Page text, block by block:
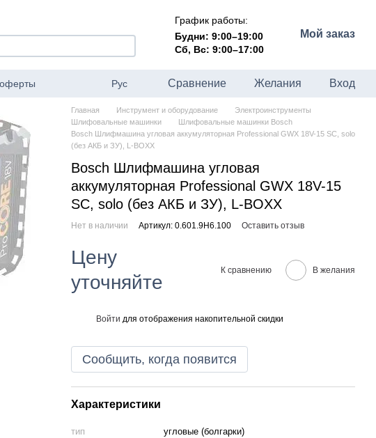
График работы:
Будни: 9:00–19:00
Сб, Вс: 9:00–17:00
Мой заказ
Рус Сравнение Желания Вход
Главная Инструмент и оборудование
Электроинструменты
Шлифовальные машинки
Шлифовальные машинки Bosch
Bosch Шлифмашина угловая аккумуляторная Professional GWX 18V-15 SC, solo
(без АКБ и ЗУ), L-BOXX
Bosch Шлифмашина угловая
аккумуляторная Professional GWX 18V-15
SC, solo (без АКБ и ЗУ), L-BOXX
Нет в наличии Артикул: 0.601.9H6.100 Оставить отзыв
Цену
уточняйте
К сравнению В желания
Войти для отображения накопительной скидки
Сообщить, когда появится
Характеристики
тип
угловые (болгарки)